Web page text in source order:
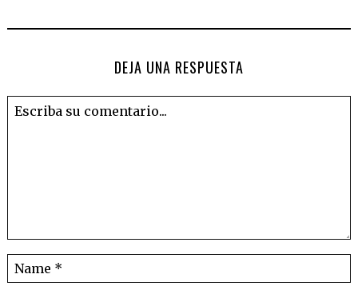
DEJA UNA RESPUESTA